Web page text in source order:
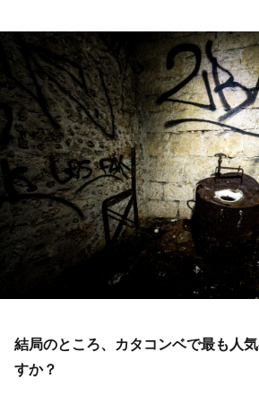
結局のところ、カタコンベで最も人
すか？